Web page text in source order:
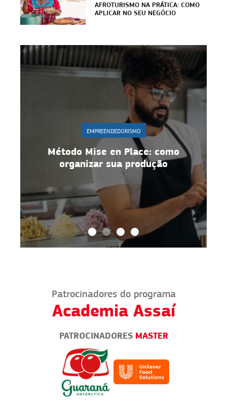
AFROTURISMO NA PRÁTICA: COMO
APLICAR NO SEU NEGÓCIO
EMPREENDEDORISMO
Gestão de equipe: 10
para manter motivação
Patrocinadores do programa
Academia Assaí
PATROCINADORES MASTER